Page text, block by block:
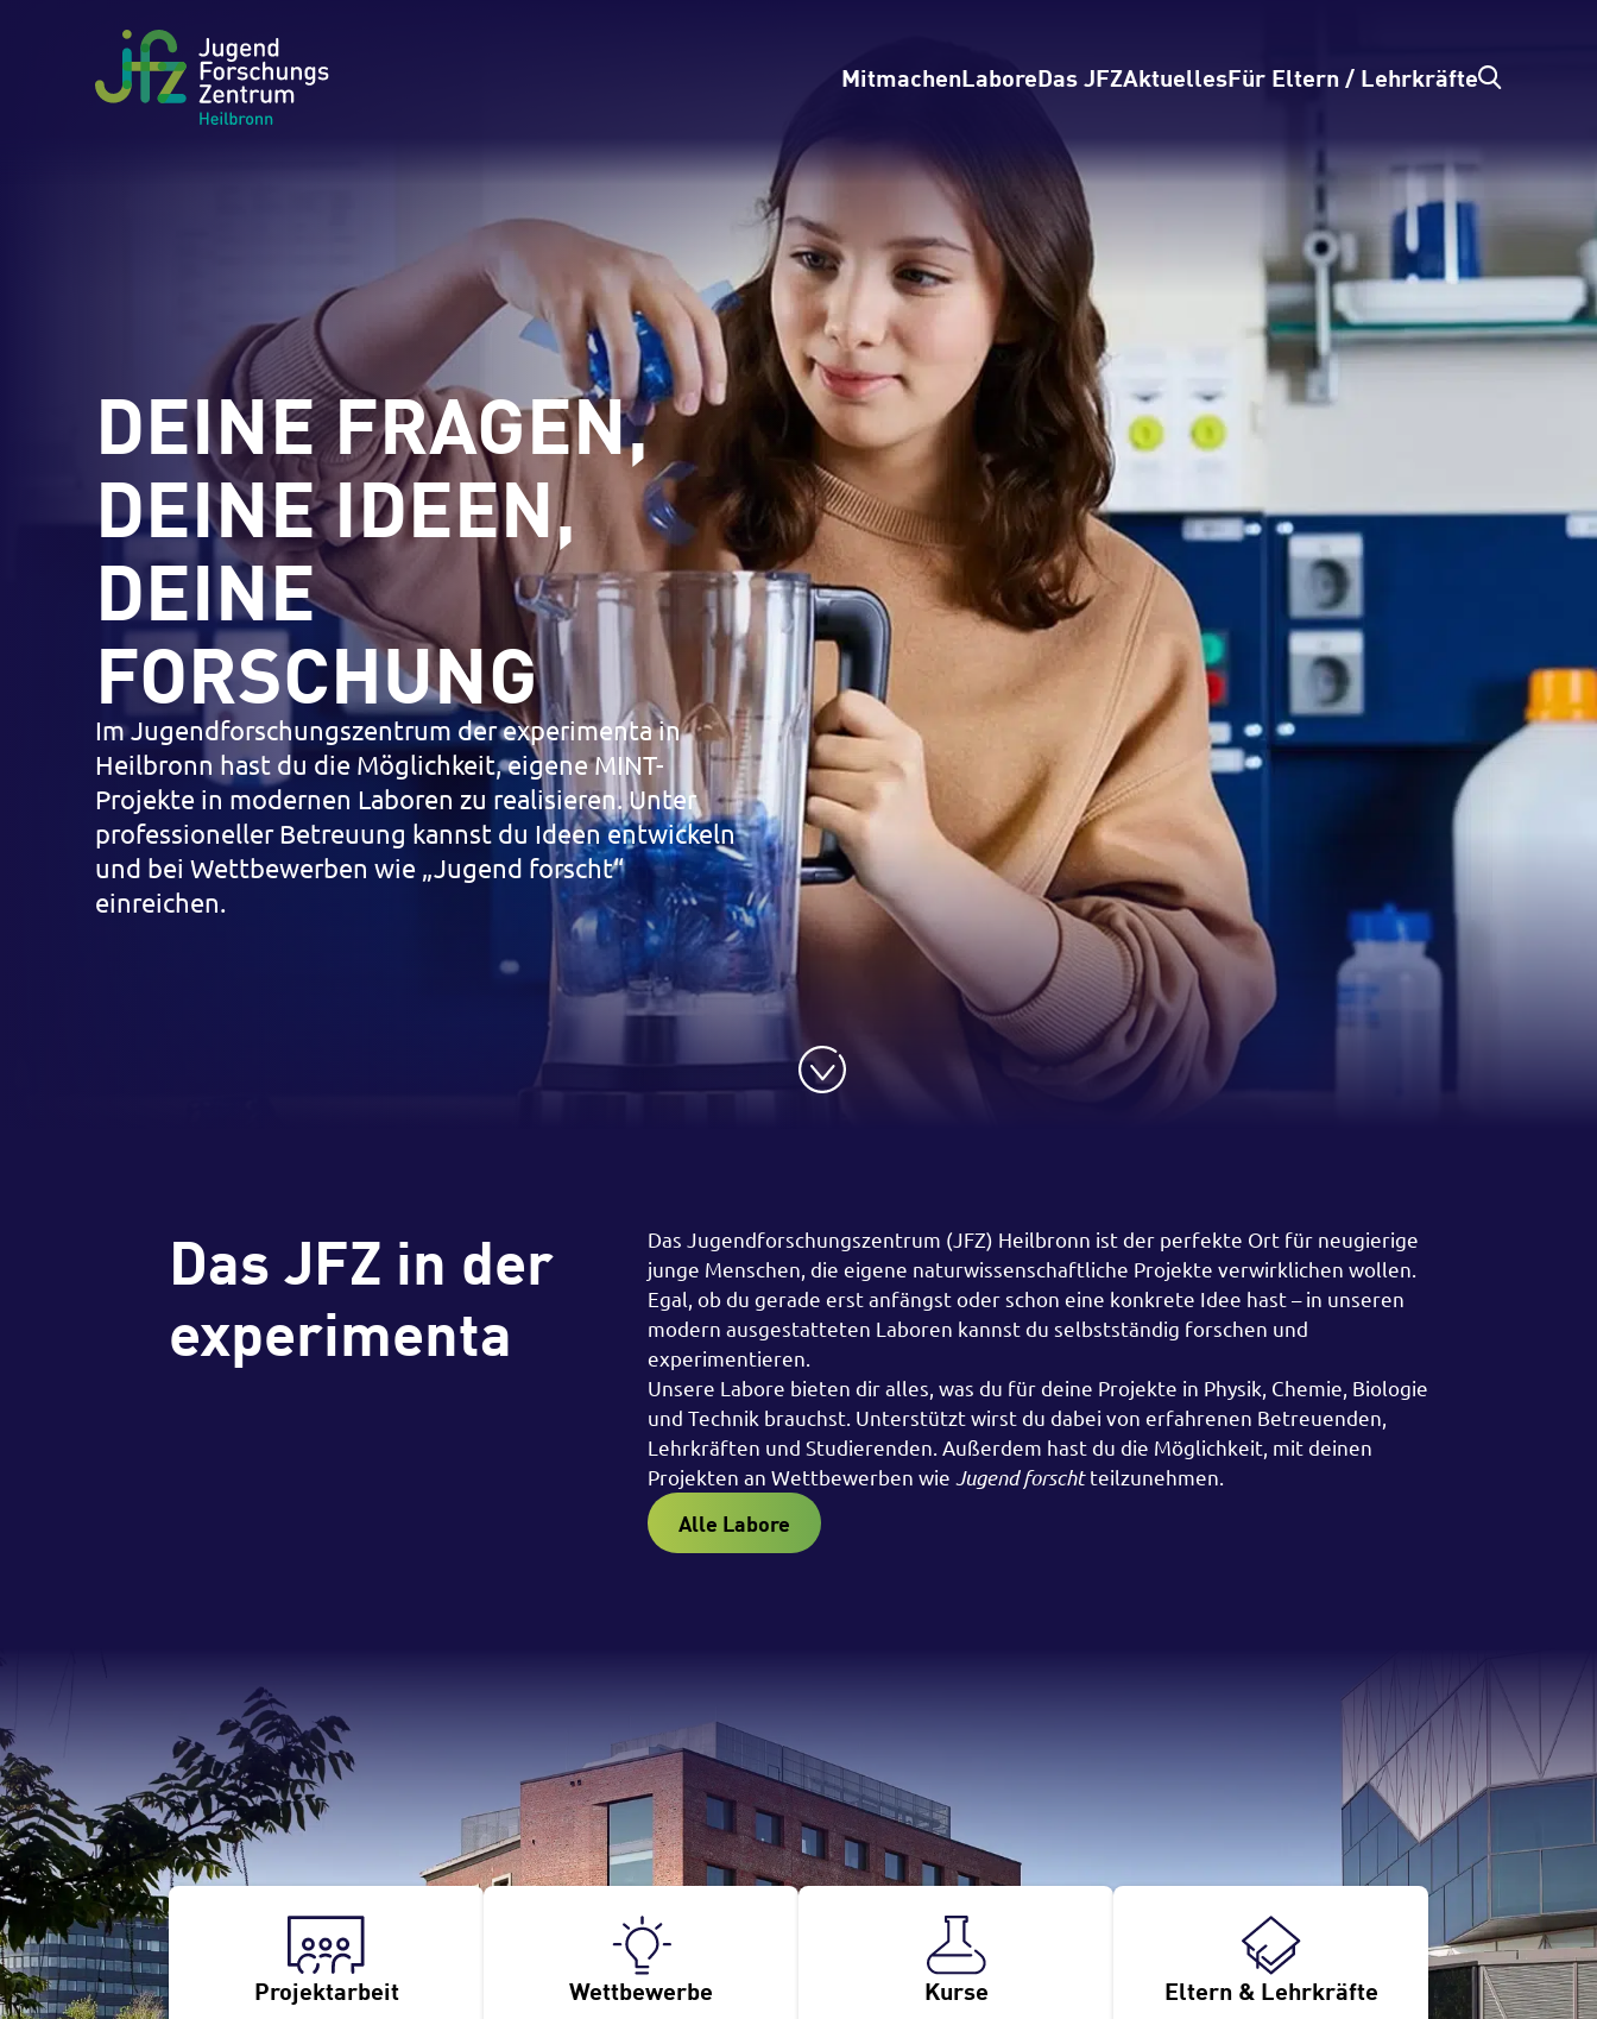
MitmachenLaboreDas JFZAktuellesFür Eltern / Lehrkräfte
DEINE FRAGEN,
DEINE IDEEN,
DEINE
FORSCHUNG
Im Jugendforschungszentrum der experimenta in
Heilbronn hast du die Möglichkeit, eigene MINT-
Projekte in modernen Laboren zu realisieren. Unter
professioneller Betreuung kannst du Ideen entwickeln
und bei Wettbewerben wie „Jugend forscht“
einreichen.
Das JFZ in der
experimenta
Das Jugendforschungszentrum (JFZ) Heilbronn ist der perfekte Ort für neugierige
junge Menschen, die eigene naturwissenschaftliche Projekte verwirklichen wollen.
Egal, ob du gerade erst anfängst oder schon eine konkrete Idee hast – in unseren
modern ausgestatteten Laboren kannst du selbstständig forschen und
experimentieren.
Unsere Labore bieten dir alles, was du für deine Projekte in Physik, Chemie, Biologie
und Technik brauchst. Unterstützt wirst du dabei von erfahrenen Betreuenden,
Lehrkräften und Studierenden. Außerdem hast du die Möglichkeit, mit deinen
Projekten an Wettbewerben wie Jugend forschtteilzunehmen.
Alle Labore
Projektarbeit Wettbewerbe Kurse Eltern & Lehrkräfte